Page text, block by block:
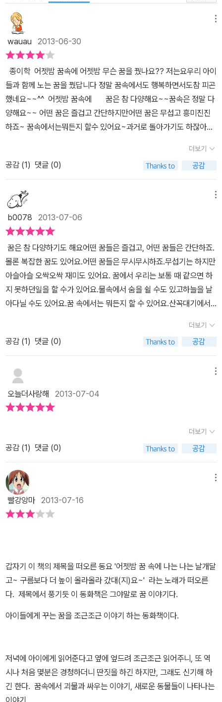
wauau 2013-06-30
종이학 어젯밤 꿈속에 어젯밤 무슨 꿈을 꿨나요?? 저는요우리 아이
들과 함께 노는 꿈을 꿨답니다 정말 꿈속에서도 행복하면서도참 피곤
했네요~~^^ 어젯밤 꿈속에 꿈은 참 다양해요~~꿈속은 정말 다
양해요~~ 어떤 꿈은 즐겁고 간단하지만어떤 꿈은 무섭고 흥미진진
하죠~ 꿈속에서는뭐든지 할수 있어요~과거로 돌아가기도 하잖아요
으로~~ 그리고 또 다른 꿈으로 내일은 기다리고 말이죠~~그런데 어
젯밤 꿈은 기억하시나요?그리고 오늘은 어떤 꿈을 꾸고 싶은신가
요?? 우리 뚱이는 어젯밤 꿈속에서 무엇을 봤을까요?? 책을 보면서
우리 뚱이는 어떤 새로운 꿈을 또 꾸면서 다음의 행복한 기대를 할까
요?? 우리 뚱이에게 어젯밤 꿈이야기를 물어봤답니다. 어떤 꿈을 꿨
을까 궁금했기도 했구요~~ 책을 보고 난 뒤라서 그런지더욱 더 생동
감 있게 이야기를 해주었네요~~ 친구00이랑 놀고 있는데 갑자기~
~커가란 코끼리가 나타나서~~ㅋㅋ그때 말을 하면서 어찌나 표현력
이 뛰어난지 ~~아직도 그 표정이 역력하네요~~
더보기
공감 (1) 댓글 (0)
b0078 2013-07-06
꿈은 참 다양하기도 해요어떤 꿈들은 즐겁고, 어떤 꿈들은 간단하죠.
몰론 복잡한 꿈도 있어요.어떤 꿈들은 무시무시하죠.무섭기는 하지만
아슬아슬 오싹오싹 재미도 있어요. 꿈에서 우리는 보통 때 같으면 하
지 못하던일을 할 수가 있어요.물속에서 숨을 쉴 수도 있고하늘을 날
아다닐 수도 있어요.꿈 속에서는 뭐든지 할 수 있어요.산꼭대기에서
갔다 할 수도 있어요.아주 먼 옛날로 돌아갈 수도 있답니다. 판다랑,
악어랑, 물고기랑, 얼룩말이랑 코끼리랑 갖가지 동물들과 이야기를
할 수도 있고요. 여러분! 혹시 이런 꿈을 꿔 본 적 없나요?몸이 아주
커지고,주위의 다른 모든 것들이 아주 작아지는 꿈을 말이에요. 아니
면 몸이 아주 작아지고 주위의 다른 모든것들이 아주 커지는 꿈을
요 꿈을 꿀 수 있어서 밤에 잠자는게 아주 신나요.꿈속에서 갖가지 모
습과 이야기를 만날 수 있기 때문이지요.지난밤에 무슨 꿈을 꾸었는
지 기억나나요?오늘밤에는 무슨 꿈을 꿀 것 같나요? 가끔 저희 아
이들은 자다가 앙하고 울곤 합니다.왜 그런지 이유는 알수 없죠.낮에
이가 힘들어서 꿈에서도 그런게 아닐까 걱정하기도 했죠. 그리고 어
떤 때는 알아듣지도 못하는 말로 속삭이듯 말을 해요.이 아이들이 어
떤 꿈을 꾸고 있을까 항상 궁금했어요. 저는 어릴적에는 전설의 고향
을 보고는 무서운 꿈을 참 많이 꾸고꿈이 생시인양 화장실에도 가지
길수도 있지만 ... 정말정말 해보고 싶은것들을 이루게도 하고 지금은
할 수 없지만 해보고 싶었던 것들을 마음껏 해보게 할 수 있겠죠.꿈
은 신나는 것이라고 아이들도 이제는 알 수 있겠죠.
더보기
공감 (1) 댓글 (0)
오늘더사랑해 2013-07-04
더보기
공감 (1) 댓글 (0)
빨강앙마 2013-07-16
갑자기 이 책의 제목을 떠오른 동요 '어젯밤 꿈 속에 나는 나는 날개달
고~ 구름보다 더 높이 올라올라 갔대(지)요~' 라는 노래가 떠오른
다. 제목에서 풍기듯 이 동화책은 그야말로 꿈 이야기다.
아이들에게 꾸는 꿈을 조근조근 이야기 하는 동화책이다.
저녁에 아이에게 읽어준다고 옆에 엎드려 조근조근 읽어주니, 또 역
시나 처음 몇분은 경청하더니 딴짓을 하긴 하지만, 그래도 신기해 하
긴 한다. 꿈속에서 괴물과 싸우는 이야기, 새로운 동물들이 나타나는